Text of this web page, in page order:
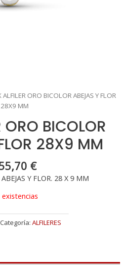
ORO BICOLOR ABEJAS Y FLOR
28X9 MM
ORO BICOLOR
28X9 MM
€
Y FLOR. 28 X 9 MM
existencias
Categoría: ALFILERES